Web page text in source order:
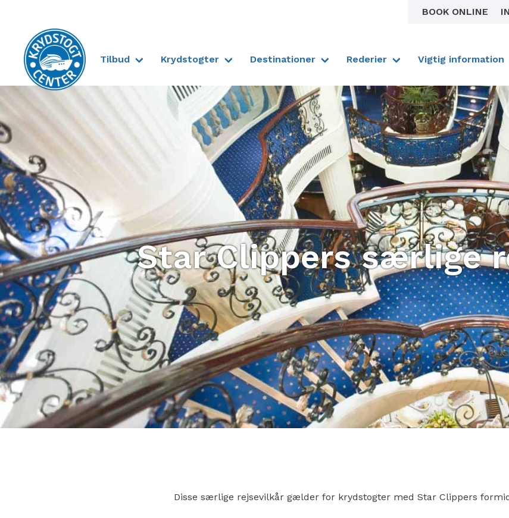
BOOK ONLINE
Til forsiden
Tilbud Krydstogter Destinationer Rederier Vigtig information
Star Clippers særlige
Disse særlige rejsevilkår gælder for krydstogter med Star Clippers